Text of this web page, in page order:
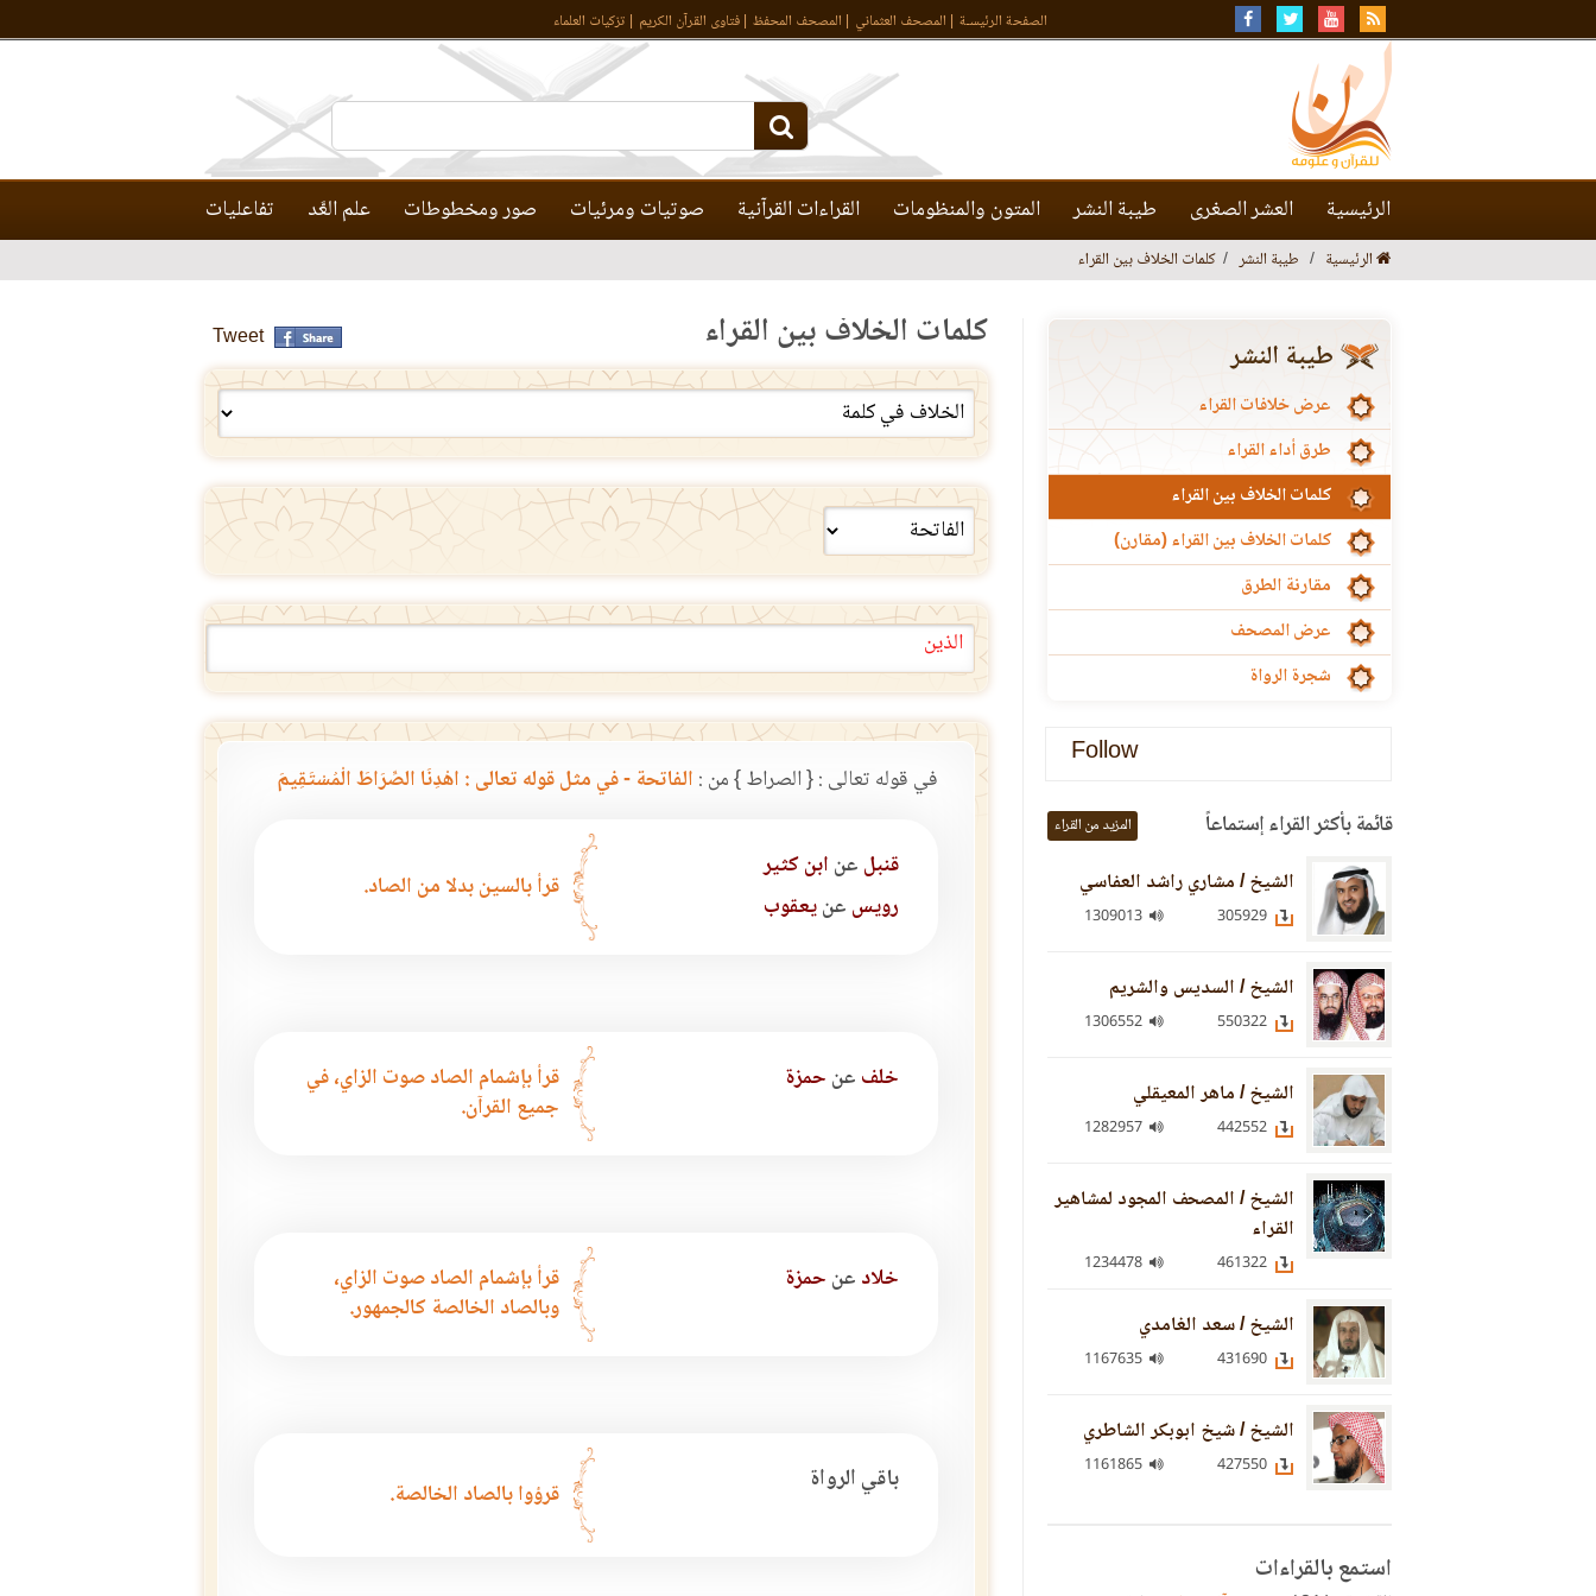
الصفحة الرئيسـة المصحف العثماني المصحف المحفظ فتاوى القرآن الكريم تزكيات العلماء
الرئيسية العشر الصغرى طيبة النشر المتون والمنظومات القراءات القرآنية صوتيات ومرئيات صور ومخطوطات علم العَّد تفاعليات
الرئيسية طيبة النشر كلمات الخلاف بين القراء
كلمات الخلاف بين القراء Tweet
الذين
في قوله تعالى : { الصراط } من : الفاتحة - في مثل قوله تعالى : اهْدِنَا الصِّرَاطَ الْمُسْتَقِيمَ
قنبل عن ابن كثير
رويس عنيعقوب
قرأ بالسين بدلا من الصاد.
خلف عن حمزة
قرأ بإشمام الصاد صوت الزاي، في
جميع القرآن.
خلاد عن حمزة
قرأ بإشمام الصاد صوت الزاي،
وبالصاد الخالصة كالجمهور.
باقي الرواة قرؤوا بالصاد الخالصة.
طيبة النشر
عرض خلافات القراء
طرق أداء القراء
كلمات الخلاف بين القراء
كلمات الخلاف بين القراء (مقارن)
مقارنة الطرق
عرض المصحف
شجرة الرواة
Follow
قائمة بأكثر القراء إستماعاً المزيد من القراء
الشيخ / مشاري راشد العفاسي
الشيخ / السديس والشريم
الشيخ / ماهر المعيقلي
الشيخ / المصحف المجود لمشاهير
القراء
الشيخ / سعد الغامدي
الشيخ / شيخ ابوبكر الشاطري
استمع بالقراءات